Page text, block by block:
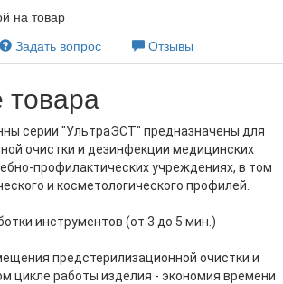
на товар
Задать вопрос Отзывы
серии "УльтраЭСТ" предназначены для
очистки и дезинфекции медицинских
профилактических учреждениях, в том
и косметологического профилей.
инструментов (от 3 до 5 мин.)
предстерилизационной очистки и
цикле работы изделия - экономия времени